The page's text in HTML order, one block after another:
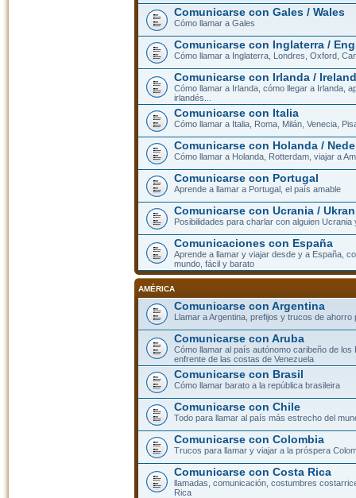
Comunicarse con Gales / Wales
Cómo llamar a Gales
Comunicarse con Inglaterra /
Cómo llamar a Inglaterra, Londres, Oxford,
Comunicarse con Irlanda / Ireland
Cómo llamar a Irlanda, cómo llegar a Irlanda,
irlandés...
Comunicarse con Italia
Cómo llamar a Italia, Roma, Milán, Venecia,
Comunicarse con Holanda /
Cómo llamar a Holanda, Rotterdam, viajar a
Comunicarse con Portugal
Aprende a llamar a Portugal, el país amable
Comunicarse con Ucrania /
Posibilidades para charlar con alguien Ucrania
Comunicaciones con España
Aprende a llamar y viajar desde y a España,
mundo, fácil y barato
AMÉRICA
Comunicarse con Argentina
Llamar a Argentina, prefijos y trucos de ahorro
Comunicarse con Aruba
Cómo llamar al país autónomo caribeño de los
enfrente de las costas de Venezuela
Comunicarse con Brasil
Cómo llamar barato a la república brasileira
Comunicarse con Chile
Todo para llamar al país más estrecho del
Comunicarse con Colombia
Trucos para llamar y viajar a la próspera
Comunicarse con Costa Rica
llamadas, comunicación, costumbres
Rica